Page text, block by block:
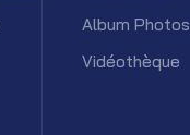
Album Photos
Vidéothèque